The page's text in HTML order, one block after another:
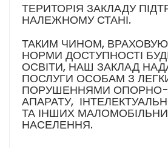
ТЕРИТОРІЯ ЗАКЛАДУ
НАЛЕЖНОМУ СТАНІ.
ТАКИМ ЧИНОМ,
НОРМИ ДОСТУПНОСТІ
ОСВІТИ, НАШ ЗАКЛАД
ПОСЛУГИ ОСОБАМ З
ПОРУШЕННЯМИ ОПОРНО-
АПАРАТУ,
ТА ІНШИХ
НАСЕЛЕННЯ.